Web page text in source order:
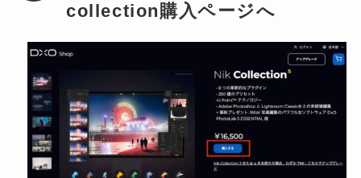
collection購入ページへ